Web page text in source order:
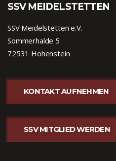
SSV MEIDELSTETTEN
SSV Meidelstetten e.V.
Sommerhalde 5
72531 Hohenstein
KONTAKT AUFNEHMEN
SSV MITGLIED WERDEN